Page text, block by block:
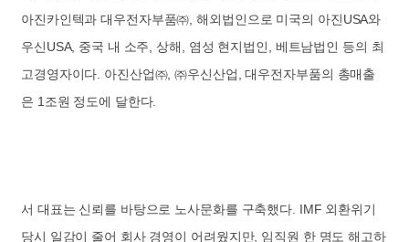
아진카인텍과 대우전자부품㈜, 해외법인으로 미국의 아진USA와
우신USA, 중국 내 소주, 상해, 염성 현지법인, 베트남법인 등의 최
고경영자이다. 아진산업㈜, ㈜우신산업, 대우전자부품의 총매출
은 1조원 정도에 달한다.
서 대표는 신뢰를 바탕으로 노사문화를 구축했다. IMF 외환위기
당시 일감이 줄어 회사 경영이 어려웠지만, 임직원 한 명도 해고하